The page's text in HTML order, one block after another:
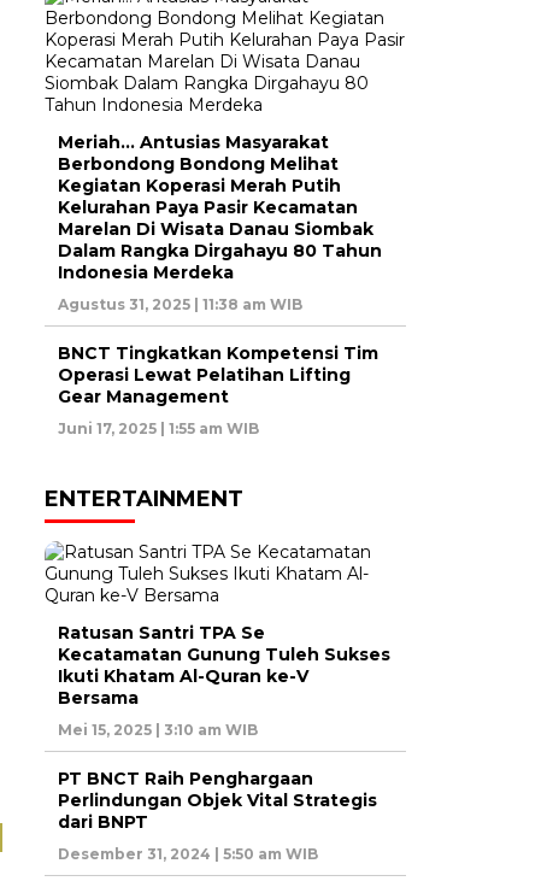
Meriah… Antusias Masyarakat
Berbondong Bondong Melihat
Kegiatan Koperasi Merah Putih
Kelurahan Paya Pasir Kecamatan
Marelan Di Wisata Danau Siombak
Dalam Rangka Dirgahayu 80 Tahun
Indonesia Merdeka
Agustus 31, 2025 | 11:38 am WIB
BNCT Tingkatkan Kompetensi Tim
Operasi Lewat Pelatihan Lifting
Gear Management
Juni 17, 2025 | 1:55 am WIB
ENTERTAINMENT
Ratusan Santri TPA Se
Kecatamatan Gunung Tuleh Sukses
Ikuti Khatam Al-Quran ke-V
Bersama
Mei 15, 2025 | 3:10 am WIB
PT BNCT Raih Penghargaan
Perlindungan Objek Vital Strategis
dari BNPT
Desember 31, 2024 | 5:50 am WIB